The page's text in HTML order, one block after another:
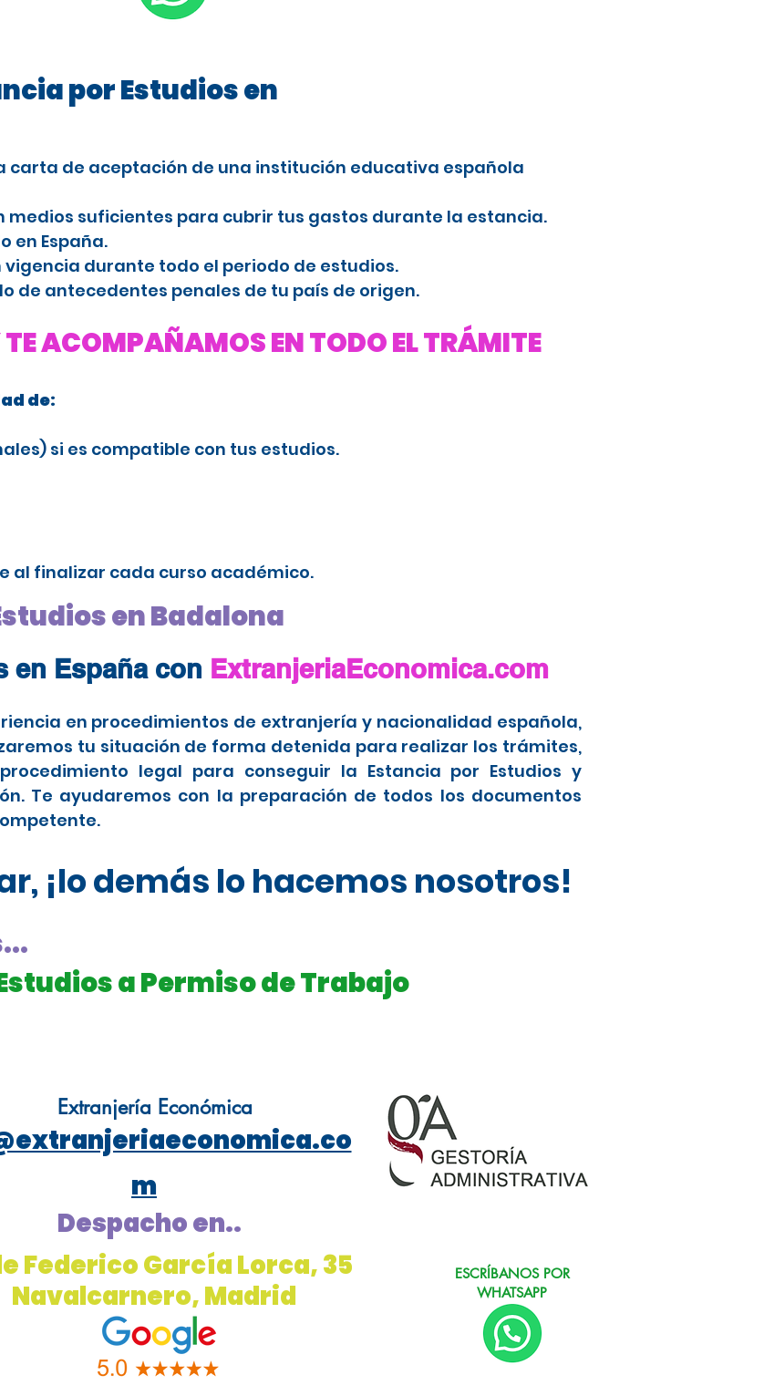
por Estudios en
carta de aceptación de una institución educativa española
medios suficientes para cubrir tus gastos durante la estancia.
en España.
durante todo el periodo de estudios.
de antecedentes penales de tu país de origen.
ACOMPAÑAMOS EN TODO EL TRÁMITE
de:
si es compatible con tus estudios.
al finalizar cada curso académico.
en Badalona
en España con ExtranjeriaEconomica.com
en procedimientos de extranjería y nacionalidad española,
tu situación de forma detenida para realizar los trámites,
legal para conseguir la Estancia por Estudios y
Te ayudaremos con la preparación de todos los documentos
¡lo demás lo hacemos nosotros!
a Permiso de Trabajo
Extranjería Económica
m
Despacho en..
Federico García Lorca, 35
Navalcarnero, Madrid
ESCRÍBANOS POR
WHATSAPP